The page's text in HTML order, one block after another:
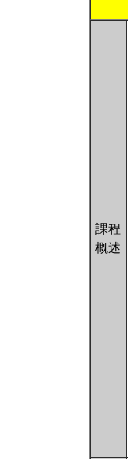
課程
概述